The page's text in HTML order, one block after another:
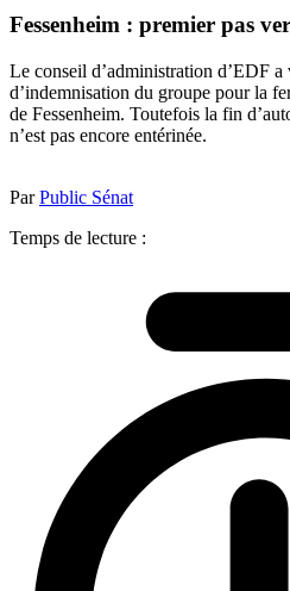
Fessenheim : premier pas
Le conseil d’administration d’EDF
d’indemnisation du groupe pour la
de Fessenheim. Toutefois la fin
n’est pas encore entérinée.
ParPublic Sénat
Temps de lecture :